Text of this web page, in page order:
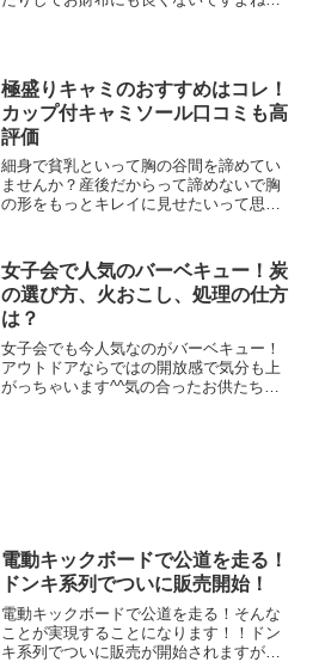
アをしようとし...
極盛りキャミのおすすめはコレ！
カップ付キャミソール口コミも高
評価
細身で貧乳といって胸の谷間を諦めてい
ませんか？産後だからって諦めないで胸
の形をもっとキレイに見せたいって思い
てときには極盛りキャミを試してみては
どうでしょう。着るだけで...
女子会で人気のバーベキュー！炭
の選び方、火おこし、処理の仕方
は？
女子会でも今人気なのがバーベキュー！
アウトドアならではの開放感で気分も上
がっちゃいます^^気の合ったお供たち同
電動キックボードで公道を走る！
ドンキ系列でついに販売開始！
電動キックボードで公道を走る！そんな
ことが実現することになります！！ドン
キ系列でついに販売が開始されますが、